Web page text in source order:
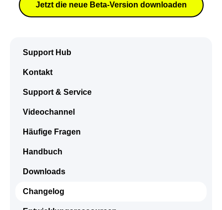
Jetzt die neue Beta-Version downloaden
Support Hub
Kontakt
Support & Service
Videochannel
Häufige Fragen
Handbuch
Downloads
Changelog